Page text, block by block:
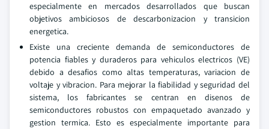
especialmente en mercados desarrollados que buscan
objetivos ambiciosos de descarbonizacion y transicion
energetica.
Existe una creciente demanda de semiconductores de
potencia fiables y duraderos para vehiculos electricos (VE)
debido a desafios como altas temperaturas, variacion de
voltaje y vibracion. Para mejorar la fiabilidad y seguridad del
sistema, los fabricantes se centran en disenos de
semiconductores robustos con empaquetado avanzado y
gestion termica. Esto es especialmente importante para